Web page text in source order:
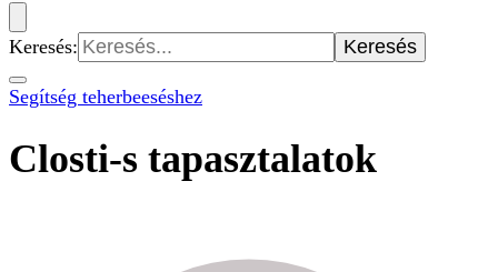
Keresés:
Segítség teherbeeséshez
Closti-s tapasztalatok